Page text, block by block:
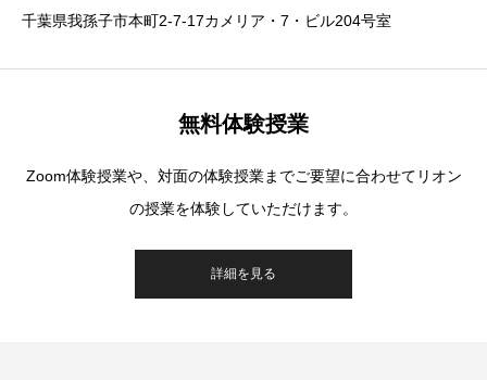
千葉県我孫子市本町2-7-17カメリア・7・ビル204号室
無料体験授業
Zoom体験授業や、対面の体験授業までご要望に合わせてリオン
の授業を体験していただけます。
詳細を見る